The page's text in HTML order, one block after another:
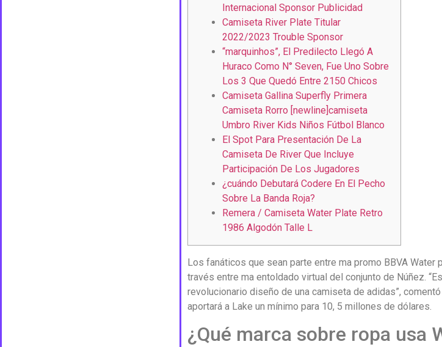
Internacional Sponsor Publicidad
Camiseta River Plate Titular
2022/2023 Trouble Sponsor
“marquinhos”, El Predilecto Llegó A
Huraco Como N° Seven, Fue Uno Sobre
Los 3 Que Quedó Entre 2150 Chicos
Camiseta Gallina Superfly Primera
Camiseta Rorro [newline]camiseta
Umbro River Kids Niños Fútbol Blanco
El Spot Para Presentación De La
Camiseta De River Que Incluye
Participación De Los Jugadores
¿cuándo Debutará Codere En El Pecho
Sobre La Banda Roja?
Remera / Camiseta Water Plate Retro
1986 Algodón Talle L
Los fanáticos que sean parte entre ma promo BBVA
través entre ma entoldado virtual del conjunto de Núñez.
revolucionario diseño de una camiseta de adidas”,
aportará a Lake un mínimo para 10, 5 millones de dólares.
¿Qué marca sobre ropa usa